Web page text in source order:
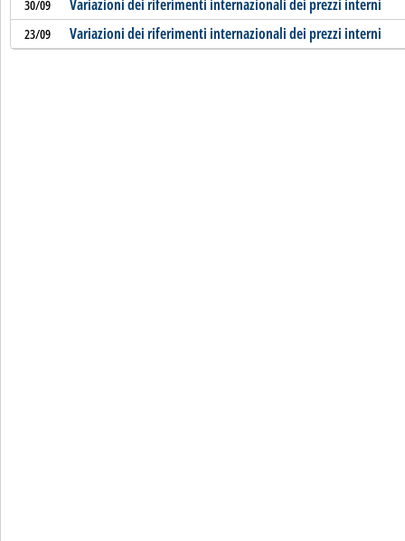
30/09 Variazioni dei riferimenti internazionali dei prezzi interni
23/09 Variazioni dei riferimenti internazionali dei prezzi interni